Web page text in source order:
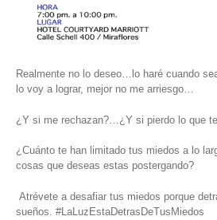
Realmente no lo deseo…lo haré cuando
lo voy a lograr, mejor no me arriesgo…
¿Y si me rechazan?…¿Y si pierdo lo que
¿Cuánto te han limitado tus miedos a lo
cosas que deseas estas postergando?
Atrévete a desafiar tus miedos porque
sueños. #LaLuzEstaDetrasDeTusMiedos